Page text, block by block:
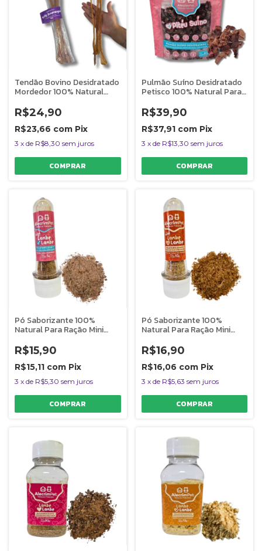
Tendão Bovino Desidratado
Mordedor 100% Natural
Unidade AlecrimPet
R$24,90
R$23,66 com Pix
3 x de R$8,30 sem juros
Pulmão Suíno Desidratado
Petisco 100% Natural Para
Suíno AlecrimPet
R$39,90
R$37,91 com Pix
3 x de R$13,30 sem juros
Pó Saborizante 100%
Natural Para Ração Mini
Cães e Gatos 5g Sabor
Pulmão Suíno AlecrimPet
R$15,90
R$15,11 com Pix
3 x de R$5,30 sem juros
Pó Saborizante 100%
Natural Para Ração Mini
Cães e Gatos 10g Sabor
Moela de Frango AlecrimPet
R$16,90
R$16,06 com Pix
3 x de R$5,63 sem juros